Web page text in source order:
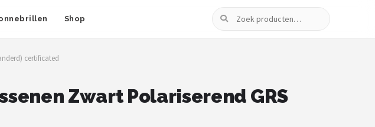
Shop
Zoeken
certificated
Zwart Polariserend GRS